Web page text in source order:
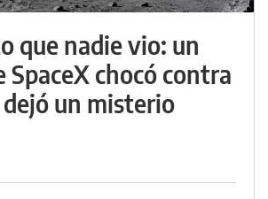
que nadie vio: un
SpaceX chocó contra
un misterio